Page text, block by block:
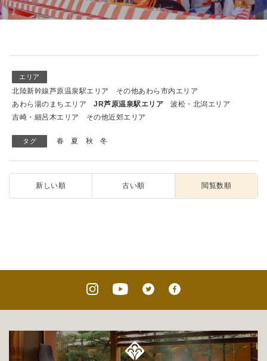
エリア
北陸新幹線芦原温泉駅エリア
その他あわら市内エリア
あわら湯のまちエリア
JR芦原温泉駅エリア
波松・北潟エリア
吉崎・細呂木エリア
その他近郊エリア
タグ 春 夏 秋 冬
新しい順 古い順 閲覧数順